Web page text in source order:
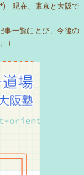
ゝ現在、東京と大阪で
事一覧にとび、今後の
）